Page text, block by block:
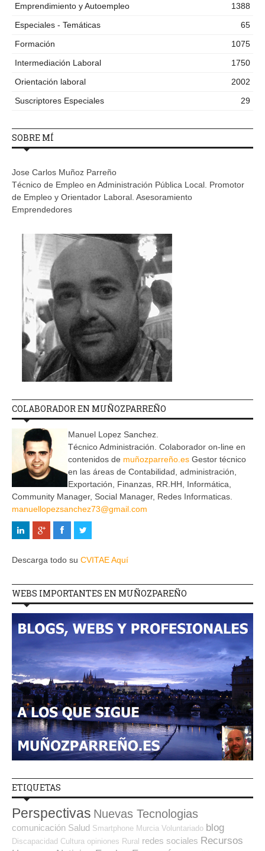
Emprendimiento y Autoempleo
1388
Especiales - Temáticas
65
Formación
1075
Intermediación Laboral
1750
Orientación laboral
2002
Suscriptores Especiales
29
SOBRE MÍ
Jose Carlos Muñoz Parreño
Técnico de Empleo en Administración Pública Local. Promotor
de Empleo y Orientador Laboral. Asesoramiento
Emprendedores
COLABORADOR EN MUÑOZPARREÑO
Manuel Lopez Sanchez.
Técnico Administración. Colaborador on-line en
contenidos de muñozparreño.es Gestor técnico
en las áreas de Contabilidad, administración,
Exportación, Finanzas, RR.HH, Informática,
Community Manager, Social Manager, Redes Informaticas.
manuellopezsanchez73@gmail.com
Descarga todo su CVITAE Aquí
WEBS IMPORTANTES EN MUÑOZPAREÑO
ETIQUETAS
Perspectivas Nuevas Tecnologias
comunicación Salud Smartphone Murcia Voluntariado blog
Discapacidad Cultura opiniones Rural redes sociales Recursos